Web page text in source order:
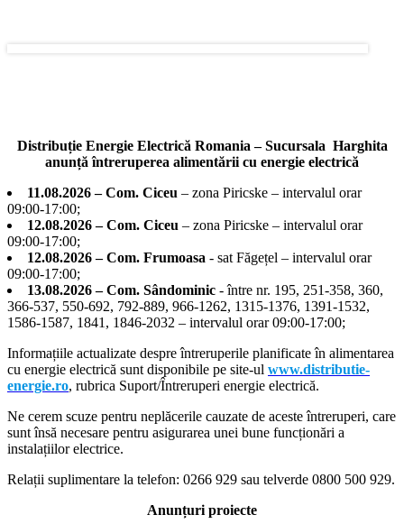
Distribuție Energie Electrică Romania – Sucursala Harghita
anunță întreruperea alimentării cu energie electrică
11.08.2026 – Com. Ciceu – zona Piricske – intervalul orar
09:00-17:00;
12.08.2026 – Com. Ciceu – zona Piricske – intervalul orar
09:00-17:00;
12.08.2026 – Com. Frumoasa - sat Făgețel – intervalul orar
09:00-17:00;
13.08.2026 – Com. Sândominic - între nr. 195, 251-358, 360,
366-537, 550-692, 792-889, 966-1262, 1315-1376, 1391-1532,
1586-1587, 1841, 1846-2032 – intervalul orar 09:00-17:00;
Informațiile actualizate despre întreruperile planificate în alimentarea
cu energie electrică sunt disponibile pe site-ul www.distributie-
energie.ro, rubrica Suport/Întreruperi energie electrică.
Ne cerem scuze pentru neplăcerile cauzate de aceste întreruperi, care
sunt însă necesare pentru asigurarea unei bune funcționări a
instalațiilor electrice.
Relații suplimentare la telefon: 0266 929 sau telverde 0800 500 929.
Anunțuri proiecte